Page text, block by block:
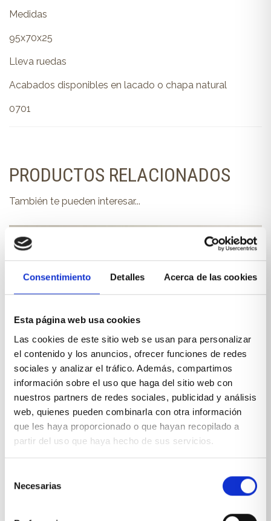
Consentimiento Detalles Acerca de las cookies
Esta página web usa cookies
Las cookies de este sitio web se usan para personalizar
el contenido y los anuncios, ofrecer funciones de redes
sociales y analizar el tráfico. Además, compartimos
información sobre el uso que haga del sitio web con
nuestros partners de redes sociales, publicidad y análisis
web, quienes pueden combinarla con otra información
que les haya proporcionado o que hayan recopilado a
partir del uso que haya hecho de sus servicios.
Necesarias
Medidas
95x70x25
Lleva ruedas
Acabados disponibles en lacado o chapa natural
0701
PRODUCTOS RELACIONADOS
También te pueden interesar...
Mueble de salón con vitrinas moderno